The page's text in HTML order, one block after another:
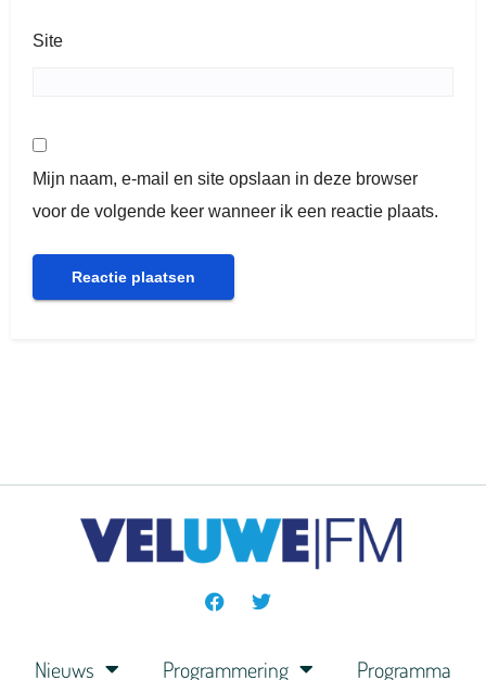
Site
Mijn naam, e-mail en site opslaan in deze browser
voor de volgende keer wanneer ik een reactie plaats.
Nieuws Programmering Programma